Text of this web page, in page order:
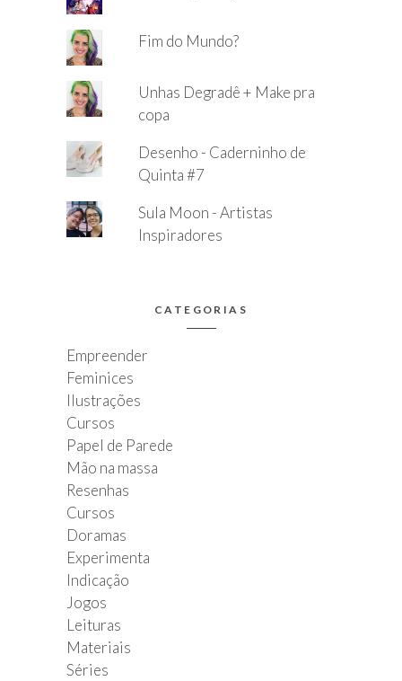
Fim do Mundo?
Unhas Degradê + Make pra
copa
Desenho - Caderninho de
Quinta #7
Sula Moon - Artistas
Inspiradores
CATEGORIAS
Empreender
Feminices
Ilustrações
Cursos
Papel de Parede
Mão na massa
Resenhas
Cursos
Doramas
Experimenta
Indicação
Jogos
Leituras
Materiais
Séries